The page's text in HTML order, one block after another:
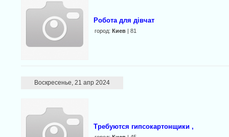
Робота для дівчат
город: Киев| 81
Воскресенье, 21 апр 2024
Требуются гипсокартонщики ,